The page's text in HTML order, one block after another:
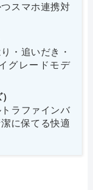
スマホ連携対
・追いだき・
グレードモデ
ラファインバ
に保てる快適